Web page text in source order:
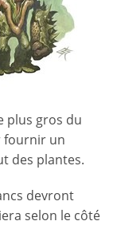
plus gros du
fournir un
des plantes.
devront
selon le côté